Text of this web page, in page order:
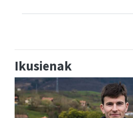
Ikusienak